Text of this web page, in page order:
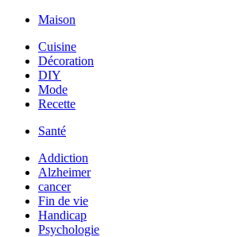
Maison
Cuisine
Décoration
DIY
Mode
Recette
Santé
Addiction
Alzheimer
cancer
Fin de vie
Handicap
Psychologie